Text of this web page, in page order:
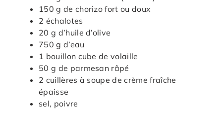
150 g de chorizo fort ou doux
2 échalotes
20 g d’huile d’olive
750 g d’eau
1 bouillon cube de volaille
50 g de parmesan râpé
2 cuillères à soupe de crème fraîche
épaisse
sel, poivre